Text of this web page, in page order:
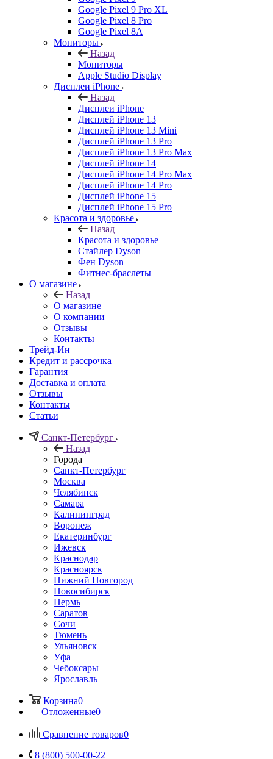
Google Pixel 9 Pro XL
Google Pixel 8 Pro
Google Pixel 8A
Мониторы
Назад
Мониторы
Apple Studio Display
Дисплеи iPhone
Назад
Дисплеи iPhone
Дисплей iPhone 13
Дисплей iPhone 13 Mini
Дисплей iPhone 13 Pro
Дисплей iPhone 13 Pro Max
Дисплей iPhone 14
Дисплей iPhone 14 Pro Max
Дисплей iPhone 14 Pro
Дисплей iPhone 15
Дисплей iPhone 15 Pro
Красота и здоровье
Назад
Красота и здоровье
Стайлер Dyson
Фен Dyson
Фитнес-браслеты
О магазине
Назад
О магазине
О компании
Отзывы
Контакты
Трейд-Ин
Кредит и рассрочка
Гарантия
Доставка и оплата
Отзывы
Контакты
Статьи
Санкт-Петербург
Назад
Города
Санкт-Петербург
Москва
Челябинск
Самара
Калининград
Воронеж
Екатеринбург
Ижевск
Краснодар
Красноярск
Нижний Новгород
Новосибирск
Пермь
Саратов
Сочи
Тюмень
Ульяновск
Уфа
Чебоксары
Ярославль
Корзина0
Отложенные0
Сравнение товаров0
8 (800) 500-00-22